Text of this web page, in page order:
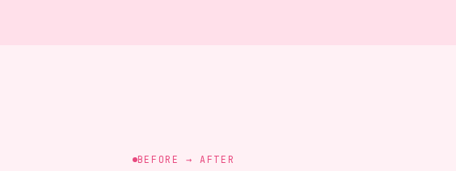
BEFORE → AFTER